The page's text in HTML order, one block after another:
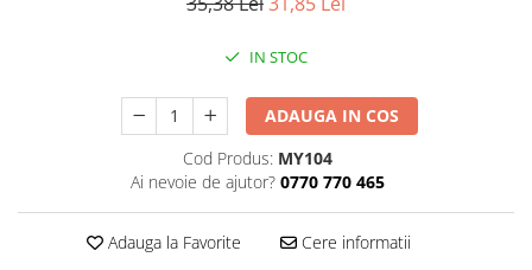
Becuri LED Decor
Profil aluminiu
Tub LED
Becuri LED Smart
IN STOC
ADAUGA IN COS
Cod Produs: MY104
Ai nevoie de ajutor? 0770 770 465
Adauga la Favorite Cere informatii